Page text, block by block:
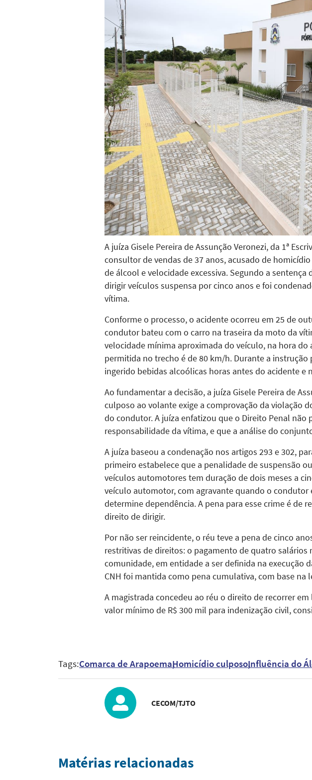
A juíza Gisele Pereira de Assunção Veronezi, da 1ª
consultor de vendas de 37 anos, acusado de
de álcool e velocidade excessiva. Segundo a
dirigir veículos suspensa por cinco anos e foi
vítima.
Conforme o processo, o acidente ocorreu em 25 de
condutor bateu com o carro na traseira da moto da
velocidade mínima aproximada do veículo, na hora
permitida no trecho é de 80 km/h. Durante a
ingerido bebidas alcoólicas horas antes do acidente e
Ao fundamentar a decisão, a juíza Gisele Pereira de
culposo ao volante exige a comprovação da violação
do condutor. A juíza enfatizou que o Direito Penal
responsabilidade da vítima, e que a análise do
A juíza baseou a condenação nos artigos 293 e 302,
primeiro estabelece que a penalidade de suspensão
veículos automotores tem duração de dois meses a
veículo automotor, com agravante quando o
determine dependência. A pena para esse crime é de
direito de dirigir.
Por não ser reincidente, o réu teve a pena de cinco
restritivas de direitos: o pagamento de quatro
comunidade, em entidade a ser definida na execução
CNH foi mantida como pena cumulativa, com base
A magistrada concedeu ao réu o direito de recorrer
valor mínimo de R$ 300 mil para indenização civil,
Tags:Comarca de ArapoemaHomicídio culposoInfluência do
CECOM/TJTO
Matérias relacionadas